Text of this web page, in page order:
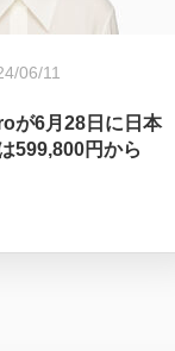
06/11
が6月28日に日本
599,800円から